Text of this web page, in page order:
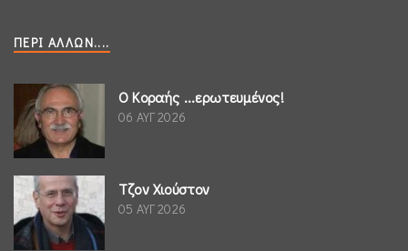
ΠΕΡΊ ΆΛΛΩΝ....
Ο Κοραής ...ερωτευμένος!
06 ΑΥΓ 2026
Τζον Χιούστον
05 ΑΥΓ 2026